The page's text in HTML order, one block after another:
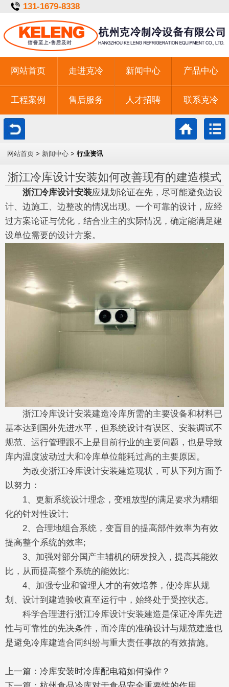
131-1679-8338
网站首页 走进克冷 新闻中心 产品中心
工程案例 售后服务 人才招聘 联系克冷
一键拨号
网站首页 > 新闻中心 > 行业资讯
浙江冷库设计安装如何改善现有的建造模式
浙江冷库设计安装应规划论证在先，尽可能避免边设
计、边施工、边整改的情况出现。一个可靠的设计，应经
过方案论证与优化，结合业主的实际情况，确定能满足建
设单位需要的设计方案。
浙江冷库设计安装建造冷库所需的主要设备和材料已
基本达到国外先进水平，但系统设计有误区、安装调试不
规范、运行管理跟不上是目前行业的主要问题，也是导致
库内温度波动过大和冷库单位能耗过高的主要原因。
为改变浙江冷库设计安装建造现状，可从下列方面予
以努力：
1、更新系统设计理念，变粗放型的满足要求为精细
化的针对性设计;
2、合理地组合系统，变盲目的提高部件效率为有效
提高整个系统的效率;
3、加强对部分国产主辅机的研发投入，提高其能效
比，从而提高整个系统的能效比;
4、加强专业和管理人才的有效培养，使冷库从规
划、设计到建造验收直至运行中，始终处于受控状态。
科学合理进行浙江冷库设计安装建造是保证冷库先进
性与可靠性的先决条件，而冷库的准确设计与规范建造也
是避免冷库建造合同纠纷与重大责任事故的有效措施。
上一篇： 冷库安装时冷库配电箱如何操作？